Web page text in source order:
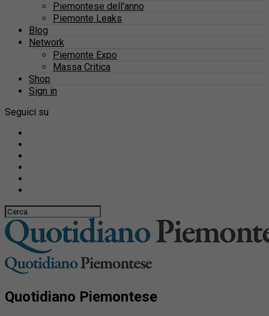
Piemontese dell’anno
Piemonte Leaks
Blog
Network
Piemonte Expo
Massa Critica
Shop
Sign in
Seguici su
Quotidiano Piemontese